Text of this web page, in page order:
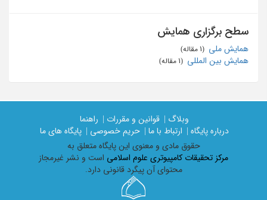
سطح برگزاری همایش
همایش ملی
همایش بین المللی
وبلاگ | قوانین و مقررات |
راهنما
درباره پایگاه |
ارتباط با ما | حریم خصوصی |
پایگاه های ما
حقوق مادی و معنوی اين پايگاه متعلق به
مرکز تحقیقات کامپیوتری علوم اسلامی است و نشر غیرمجاز
محتوای آن پیگرد قانونی دارد.